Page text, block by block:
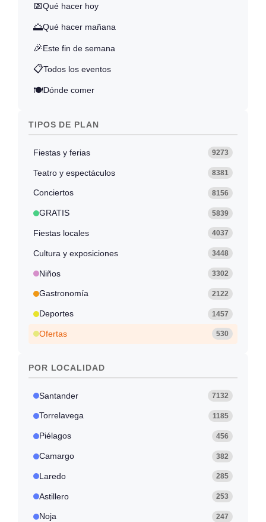
📅Qué hacer hoy
🌅Qué hacer mañana
🎉Este fin de semana
📋Todos los eventos
🍽️Dónde comer
TIPOS DE PLAN
Fiestas y ferias 9273
Teatro y espectáculos 8381
Conciertos 8156
GRATIS 5839
Fiestas locales 4037
Cultura y exposiciones 3448
Niños 3302
Gastronomía 2122
Deportes 1457
Ofertas 530
POR LOCALIDAD
Santander 7132
Torrelavega 1185
Piélagos 456
Camargo 382
Laredo 285
Astillero 253
Noja 247